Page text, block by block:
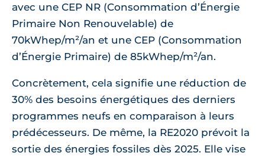
avec une CEP NR (Consommation d’Énergie
Primaire Non Renouvelable) de
70kWhep/m²/an et une CEP (Consommation
d’Énergie Primaire) de 85kWhep/m²/an.
Concrètement, cela signifie une réduction de
30% des besoins énergétiques des derniers
programmes neufs en comparaison à leurs
prédécesseurs. De même, la RE2020 prévoit la
sortie des énergies fossiles dès 2025. Elle vise